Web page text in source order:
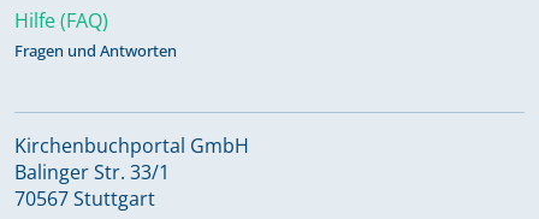
Hilfe (FAQ)
Fragen und Antworten
Kirchenbuchportal GmbH
Balinger Str. 33/1
70567 Stuttgart